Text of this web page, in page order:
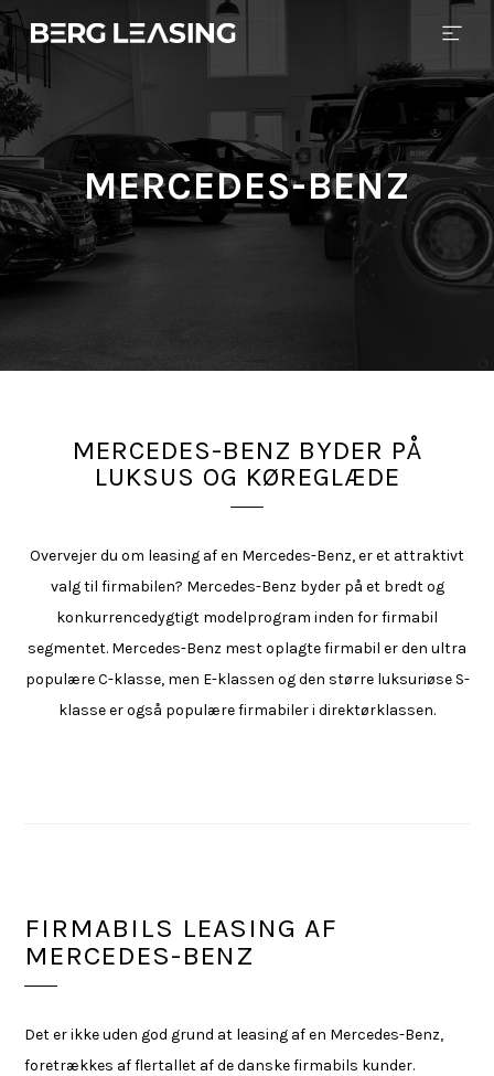
MERCEDES-BENZ
MERCEDES-BENZ BYDER PÅ
LUKSUS OG KØREGLÆDE
Overvejer du om leasing af en Mercedes-Benz, er et attraktivt
valg til firmabilen? Mercedes-Benz byder på et bredt og
konkurrencedygtigt modelprogram inden for firmabil
segmentet. Mercedes-Benz mest oplagte firmabil er den ultra
populære C-klasse, men E-klassen og den større luksuriøse S-
klasse er også populære firmabiler i direktørklassen.
FIRMABILS LEASING AF
MERCEDES-BENZ
Det er ikke uden god grund at leasing af en Mercedes-Benz,
foretrækkes af flertallet af de danske firmabils kunder.